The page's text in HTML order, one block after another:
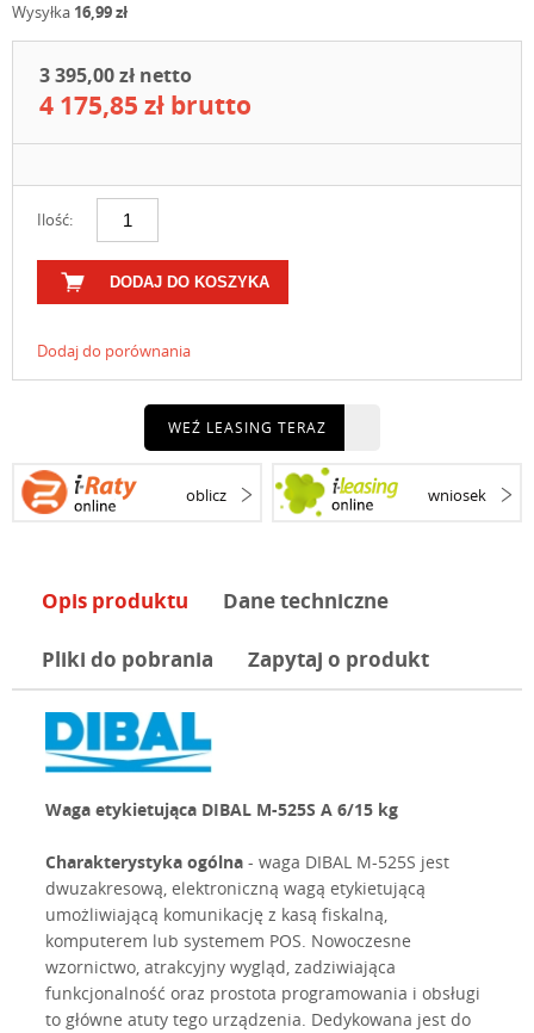
Wysyłka 16,99 zł
3 395,00 zł netto
4 175,85 zł brutto
Ilość:
DODAJ DO KOSZYKA
Dodaj do porównania
WEŹ LEASING TERAZ
oblicz wniosek
Opis produktu Dane techniczne
Pliki do pobrania Zapytaj o produkt
Waga etykietująca DIBAL M-525S A 6/15 kg
Charakterystyka ogólna - waga DIBAL M-525S jest
dwuzakresową, elektroniczną wagą etykietującą
umożliwiającą komunikację z kasą fiskalną,
komputerem lub systemem POS. Nowoczesne
wzornictwo, atrakcyjny wygląd, zadziwiająca
funkcjonalność oraz prostota programowania i obsługi
to główne atuty tego urządzenia. Dedykowana jest do